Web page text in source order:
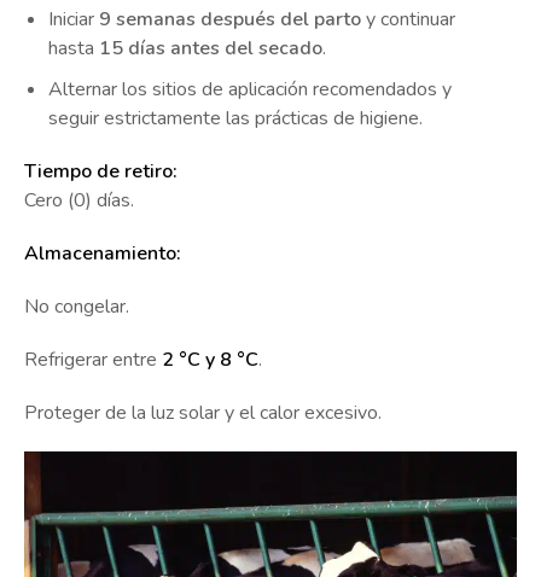
Iniciar 9 semanas después del partoy continuar
hasta 15 días antes del secado.
Alternar los sitios de aplicación recomendados y
seguir estrictamente las prácticas de higiene.
Tiempo de retiro:
Cero (0) días.
Almacenamiento:
No congelar.
Refrigerar entre 2 °C y 8 °C.
Proteger de la luz solar y el calor excesivo.